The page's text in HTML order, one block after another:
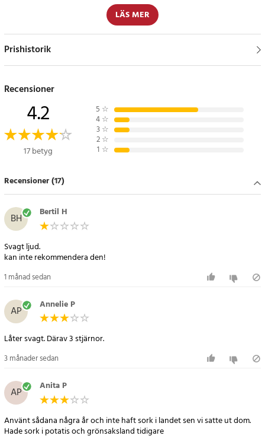
Solcellsdriven mullvadsskrämma med enkel placering
Placera skrämman på en öppen yta med god tillgång till solljus och
spridas effektivt. Räckvidden påverkas av jordtyp, densitet och
för önskat resultat. Eftersom enheten drivs av solenergi slipper du
dra sladdar eller byta batterier.
Specifikationer
- Drift: Solcellsdriven
- Användning: Utomhus
- Funktion: Lågfrekvent ljud som sprids genom jorden
- Räckvidd: Upp till 650 m² vid optimala förhållanden
- Solpanel: 7 x 8 cm, 2 V, 60 mA
LÄS MER
Prishistorik
Recensioner
4.2
17 betyg
5 ☆
4 ☆
3 ☆
2 ☆
1 ☆
Recensioner (17)
BH Bertil H
Svagt ljud.
kan inte rekommendera den!
1 månad sedan
AP Annelie P
Låter svagt. Därav 3 stjärnor.
3 månader sedan
AP Anita P
Använt sådana några år och inte haft sork i landet sen vi satte ut dom.
Hade sork i potatis och grönsaksland tidigare